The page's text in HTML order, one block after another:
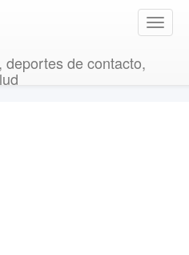
T
o
de contacto,